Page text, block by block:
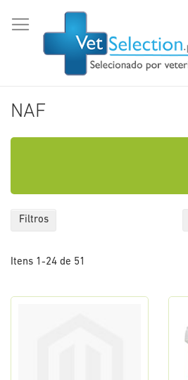
para
Conteúdo
NAF
Itens 1 -24 de 51
Filtros